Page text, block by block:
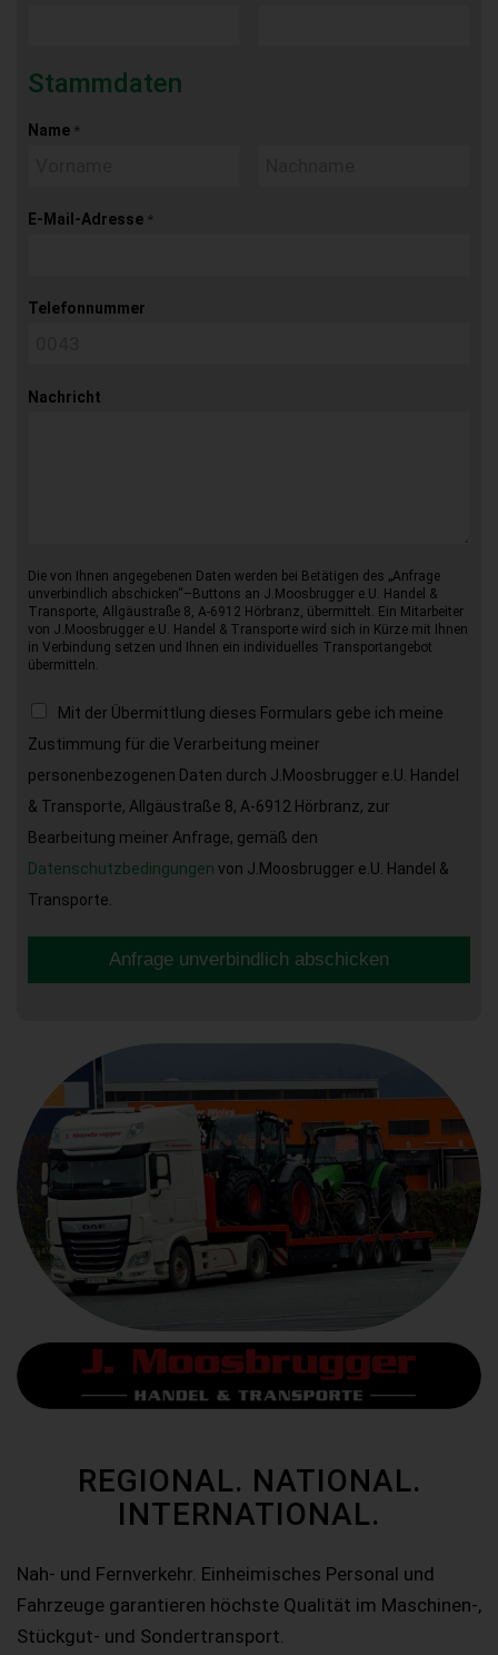
Stammdaten
Name *
E-Mail-Adresse *
Telefonnummer
Nachricht
Die von Ihnen angegebenen Daten werden bei Betätigen des „Anfrage
unverbindlich abschicken“–Buttons an J.Moosbrugger e.U. Handel &
Transporte, Allgäustraße 8, A-6912 Hörbranz, übermittelt. Ein Mitarbeiter
von J.Moosbrugger e.U. Handel & Transporte wird sich in Kürze mit Ihnen
in Verbindung setzen und Ihnen ein individuelles Transportangebot
übermitteln.
Mit der Übermittlung dieses Formulars gebe ich meine
Zustimmung für die Verarbeitung meiner
personenbezogenen Daten durch J.Moosbrugger e.U. Handel
& Transporte, Allgäustraße 8, A-6912 Hörbranz, zur
Bearbeitung meiner Anfrage, gemäß den
Datenschutzbedingungen von J.Moosbrugger e.U. Handel &
Transporte.
Anfrage unverbindlich abschicken
REGIONAL. NATIONAL.
INTERNATIONAL.
Nah- und Fernverkehr. Einheimisches Personal und
Fahrzeuge garantieren höchste Qualität im Maschinen-,
Stückgut- und Sondertransport.